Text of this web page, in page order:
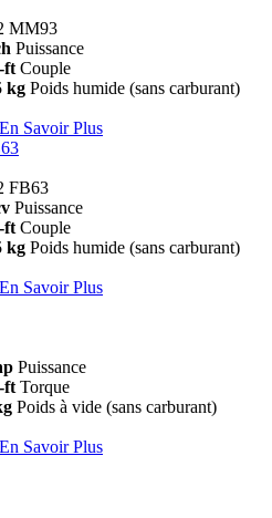
MM93
Puissance
ft Couple
kg Poids humide (sans carburant)
En Savoir Plus
FB63
Puissance
ft Couple
kg Poids humide (sans carburant)
En Savoir Plus
Puissance
ft Torque
Poids à vide (sans carburant)
En Savoir Plus